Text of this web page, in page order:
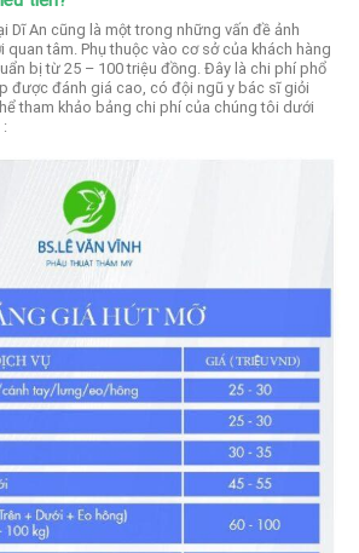
Dĩ An cũng là một trong những vấn đề ảnh
quan tâm. Phụ thuộc vào cơ sở của khách hàng
bị từ 25 – 100 triệu đồng. Đây là chi phí phổ
được đánh giá cao, có đội ngũ y bác sĩ giỏi
tham khảo bảng chi phí của chúng tôi dưới